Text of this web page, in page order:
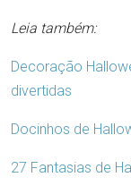
Leia também:
Decoração
divertidas
Docinhos de
27 Fantasias de